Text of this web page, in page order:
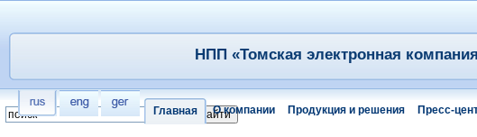
Главная О компании Продукция и решения Пресс-
НПП «Томская электронная